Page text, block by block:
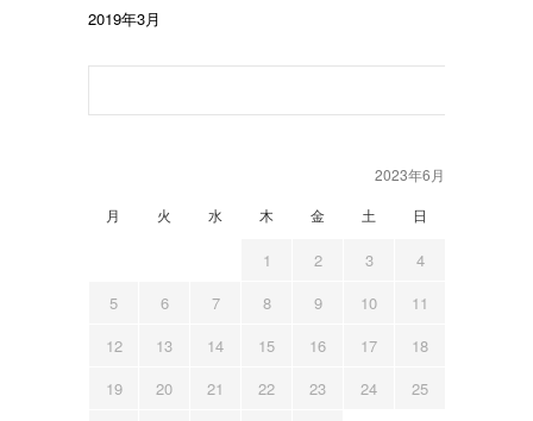
2019年3月
2023年6月
月
火 水 木 金 土 日
1 2 3
4
5
6 7 8 9 10
11
12
13 14 15 16 17
18
19
20 21 22 23 24
25